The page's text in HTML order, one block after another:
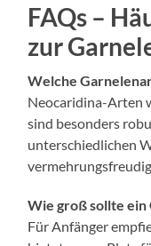
FAQs –
zur
Welche
Neocaridina-Arten
sind besonders
unterschiedlichen
vermehrungsfreudig.
Wie groß sollte ein
Für Anfänger